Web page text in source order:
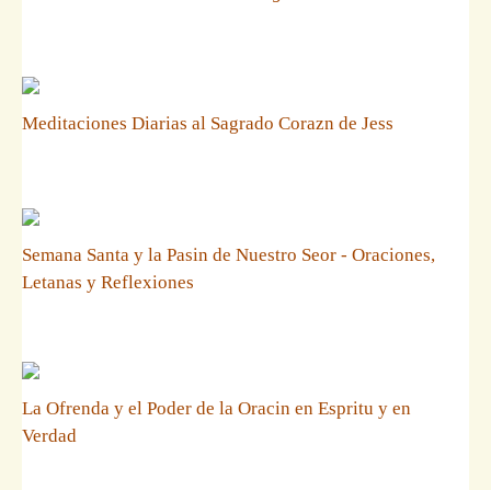
Meditaciones Diarias al Sagrado Corazn de Jess
Semana Santa y la Pasin de Nuestro Seor - Oraciones,
Letanas y Reflexiones
La Ofrenda y el Poder de la Oracin en Espritu y en
Verdad